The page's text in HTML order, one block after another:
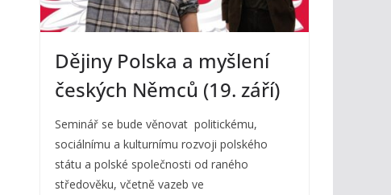
Dějiny Polska a myšlení
českých Němců (19. září)
Seminář se bude věnovat politickému,
sociálnímu a kulturnímu rozvoji polského
státu a polské společnosti od raného
středověku, včetně vazeb ve